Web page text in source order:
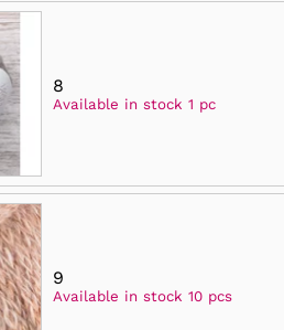
8
Available in stock 1 pc
9
Available in stock 10 pcs